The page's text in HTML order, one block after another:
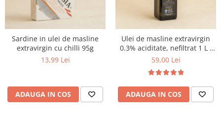
Sardine in ulei de masline
extravirgin cu chilli 95g
13,99 Lei
ADAUGA IN COS
Ulei de masline extravirgin
0.3% aciditate, nefiltrat 1 L -
presat la rece
59,00 Lei
ADAUGA IN COS